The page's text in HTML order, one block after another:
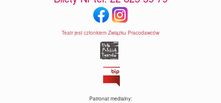
Teatr jest członkiem Związku Pracodawców
Patronat medialny: